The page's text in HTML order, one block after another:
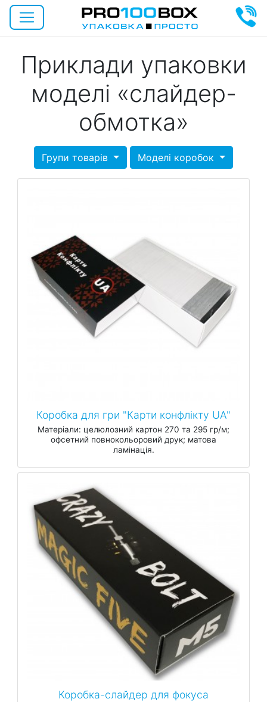
Приклади упаковки
моделі «слайдер-
обмотка»
Групи товарів Моделі коробок
Коробка для гри "Карти конфлікту UA"
Матеріали: целюлозний картон 270 та 295 гр/м;
офсетний повнокольоровий друк; матова
ламінація.
Коробка-слайдер для фокуса